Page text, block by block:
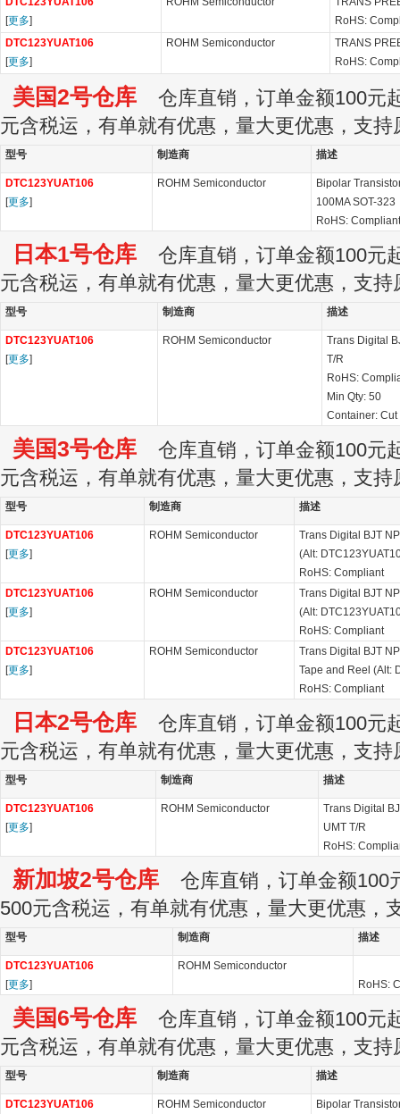
[更多]
RoHS:
DTC123YUAT106
[更多]
ROHM Semiconductor
TRANS
RoHS:
美国2号仓库 仓库直销，订单金额100元
元含税运，有单就有优惠，量大更优惠，支持
型号 制造商 描述
DTC123YUAT106
[更多]
ROHM Semiconductor
Bipolar
100MA SOT-323
RoHS: Compliant
日本1号仓库 仓库直销，订单金额100元
元含税运，有单就有优惠，量大更优惠，支持
型号 制造商 描述
DTC123YUAT106
[更多]
ROHM Semiconductor
Trans Digital
T/R
RoHS:
Min Qty: 50
Container: Cut
美国3号仓库 仓库直销，订单金额100元
元含税运，有单就有优惠，量大更优惠，支持
型号 制造商 描述
DTC123YUAT106
[更多]
ROHM Semiconductor
Trans Digital BJT
(Alt:
RoHS: Compliant
DTC123YUAT106
[更多]
ROHM Semiconductor
Trans Digital BJT
(Alt:
RoHS: Compliant
DTC123YUAT106
[更多]
ROHM Semiconductor
Trans Digital BJT
Tape and Reel (Alt:
RoHS: Compliant
日本2号仓库 仓库直销，订单金额100元
元含税运，有单就有优惠，量大更优惠，支持
型号 制造商 描述
DTC123YUAT106
[更多]
ROHM Semiconductor
Trans Digital
UMT T/R
RoHS:
新加坡2号仓库 仓库直销，订单金额100
500元含税运，有单就有优惠，量大更优惠，
型号 制造商 描述
DTC123YUAT106
[更多]
ROHM Semiconductor
RoHS:
美国6号仓库 仓库直销，订单金额100元
元含税运，有单就有优惠，量大更优惠，支持
型号 制造商 描述
DTC123YUAT106 ROHM Semiconductor Bipolar